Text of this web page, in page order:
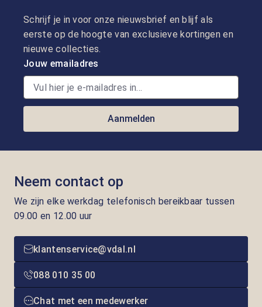
Schrijf je in voor onze nieuwsbrief en blijf als
eerste op de hoogte van exclusieve kortingen en
nieuwe collecties.
Jouw emailadres
Aanmelden
Neem contact op
We zijn elke werkdag telefonisch bereikbaar tussen
09.00 en 12.00 uur
klantenservice@vdal.nl
088 010 35 00
Chat met een medewerker